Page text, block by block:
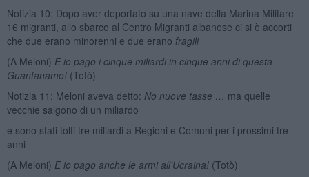
Notizia 10: Dopo aver deportato su una nave della Marina Militare
16 migranti, allo sbarco al Centro Migranti albanese ci si è accorti
che due erano minorenni e due erano fragili
(A Meloni) E io pago i cinque miliardi in cinque anni di questa
Guantanamo! (Totò)
Notizia 11: Meloni aveva detto: No nuove tasse … ma quelle
vecchie salgono di un miliardo
e sono stati tolti tre miliardi a Regioni e Comuni per i prossimi tre
anni
(A Meloni) E io pago anche le armi all’Ucraina! (Totò)